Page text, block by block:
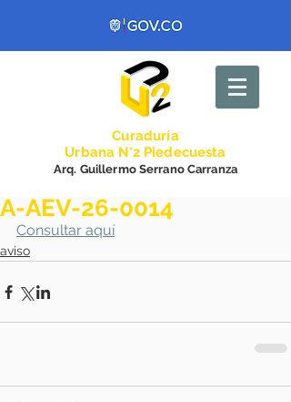
Curaduría
Urbana N°2 Piedecuesta
Arq. Guillermo Serrano Carranza
A-AEV-26-0014
Consultar aquí
aviso